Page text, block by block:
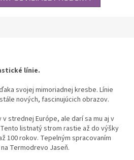
línie.
svojej mimoriadnej kresbe. Línie
nových, fascinujúcich obrazov.
strednej Európe, ale darí sa mu aj v
listnatý strom rastie až do výšky
100 rokov. Tepelným spracovaním
Termodrevo Jaseň.